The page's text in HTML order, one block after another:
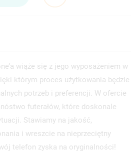
wiąże się z jego wyposażeniem w
którym proces użytkowania będzie
potrzeb i preferencji. W ofercie
futerałów, które doskonale
Stawiamy na jakość,
i wreszcie na nieprzeciętny
telefon zyska na oryginalności!